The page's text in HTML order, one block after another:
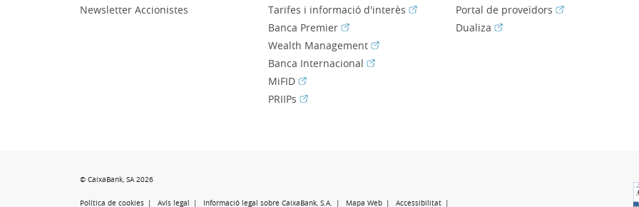
Newsletter Accionistes
Tarifes i informació d'interès (Obre en finestra nova)
Banca Premier (Obre en finestra nova)
Wealth Management (Obre en finestra nova)
Banca Internacional (Obre en finestra nova)
MiFID (Obre en finestra nova)
PRIIPs (Obre en finestra nova)
Portal de proveïdors(Obre en finestra
Dualiza(Obre en finestra nova)
© CaixaBank, SA 2026
Política de cookies Avís legal Informació legal sobre CaixaBank, S.A. Mapa Web Accessibilitat